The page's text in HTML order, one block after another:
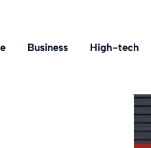
Business High-tech